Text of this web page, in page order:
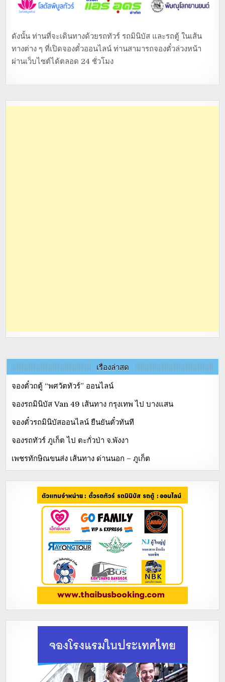
ดังนั้น ท่านที่จะเดินทางด้วยรถทัวร์ รถมินิบัส และรถตู้ ในเส้น
ทางต่าง ๆ ที่เปิดจองตั๋วออนไลน์ ท่านสามารถจองตั๋วล่วงหน้า
ผ่านเว็บไซต์ได้ตลอด 24 ชั่วโมง
เรื่องล่าสุด
จองตั๋วถตู้ “พศวัตทัวร์” ออนไลน์
จองรถมินิบัส Van 49 เส้นทาง กรุงเทพ ไป บางแสน
จองตั๋วรถมินิบัสออนไลน์ ยืนยันตั๋วทันที
จองรถทัวร์ ภูเก็ต ไป ตะกั่วป่า จ.พังงา
เพชรทักษิณขนส่ง เส้นทาง ด่านนอก – ภูเก็ต